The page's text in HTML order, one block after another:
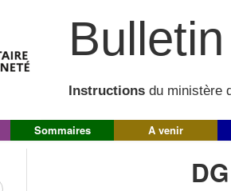
Instructions du ministère
Sommaires A venir